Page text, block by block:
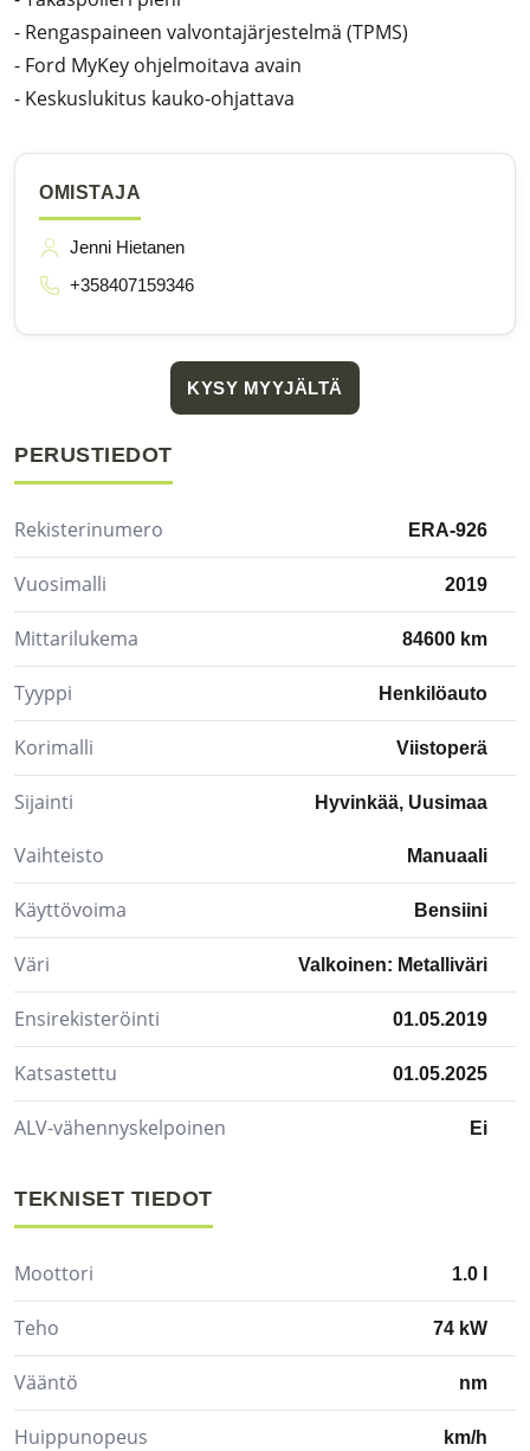
- Rengaspaineen valvontajärjestelmä (TPMS)
- Ford MyKey ohjelmoitava avain
- Keskuslukitus kauko-ohjattava
OMISTAJA
Jenni Hietanen
+358407159346
KYSY MYYJÄLTÄ
PERUSTIEDOT
Rekisterinumero ERA-926
Vuosimalli 2019
Mittarilukema 84600 km
Tyyppi Henkilöauto
Korimalli Viistoperä
Sijainti Hyvinkää, Uusimaa
Vaihteisto Manuaali
Käyttövoima Bensiini
Väri Valkoinen: Metalliväri
Ensirekisteröinti 01.05.2019
Katsastettu 01.05.2025
ALV-vähennyskelpoinen Ei
TEKNISET TIEDOT
Moottori 1.0 l
Teho 74 kW
Vääntö nm
Huippunopeus km/h